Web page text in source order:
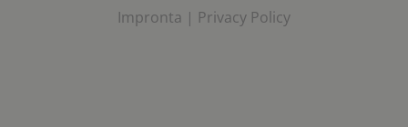
Impronta | Privacy Policy